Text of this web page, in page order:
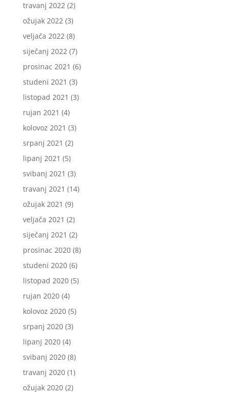
travanj 2022(2)
ožujak 2022(3)
veljača 2022(8)
siječanj 2022(7)
prosinac 2021 (6)
studeni 2021 (3)
listopad 2021 (3)
rujan 2021 (4)
kolovoz 2021 (3)
srpanj 2021 (2)
lipanj 2021 (5)
svibanj 2021 (3)
travanj 2021 (14)
ožujak 2021 (9)
veljača 2021 (2)
siječanj 2021 (2)
prosinac 2020(8)
studeni 2020(6)
listopad 2020(5)
rujan 2020(4)
kolovoz 2020(5)
srpanj 2020(3)
lipanj 2020(4)
svibanj 2020(8)
travanj 2020(1)
ožujak 2020(2)